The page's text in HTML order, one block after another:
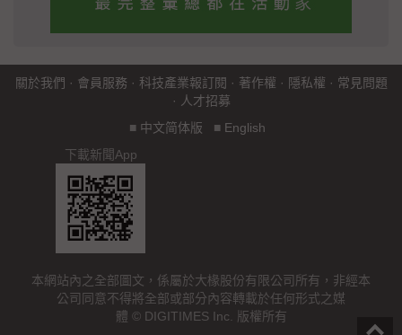
關於我們 · 會員服務 · 科技產業報訂閱 · 著作權 · 隱私權 · 常見問題
· 人才招募
■ 中文简体版 ■ English
下載新聞App
本網站內之全部圖文，係屬於大椽股份有限公司所有，非經本
公司同意不得將全部或部分內容轉載於任何形式之媒
體 © DIGITIMES Inc. 版權所有